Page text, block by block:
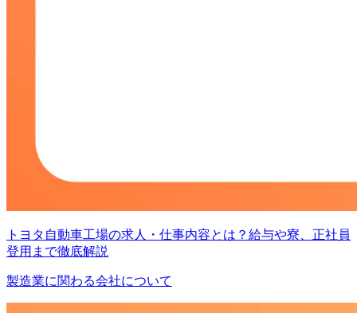
トヨタ自動車工場の求人・仕事内容とは？給与や寮、正社員
登用まで徹底解説
製造業に関わる会社について